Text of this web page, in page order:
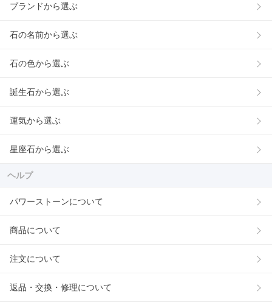
ブランドから選ぶ
石の名前から選ぶ
石の色から選ぶ
誕生石から選ぶ
運気から選ぶ
星座石から選ぶ
ヘルプ
パワーストーンについて
商品について
注文について
返品・交換・修理について